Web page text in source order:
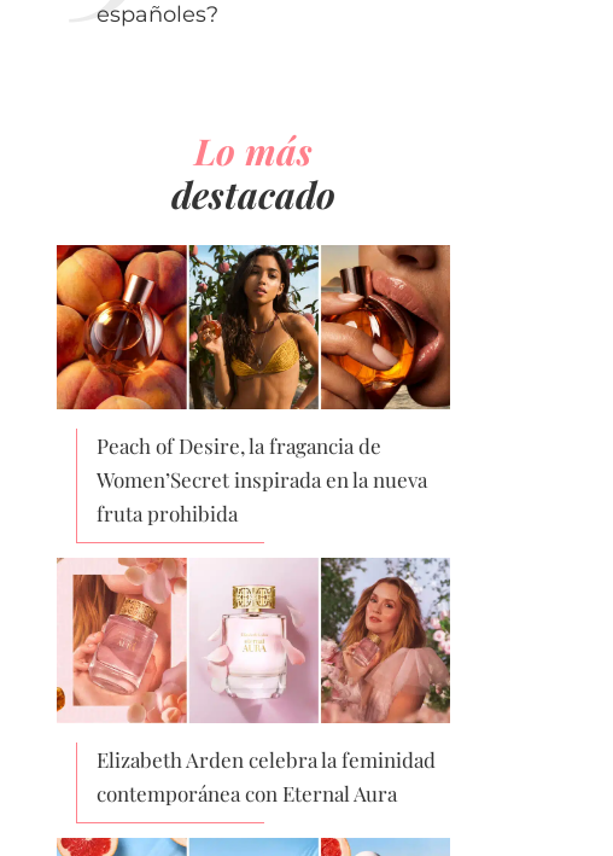
españoles?
Lo más
destacado
Peach of Desire, la fragancia de
Women’Secret inspirada en la nueva
fruta prohibida
Elizabeth Arden celebra la feminidad
contemporánea con Eternal Aura